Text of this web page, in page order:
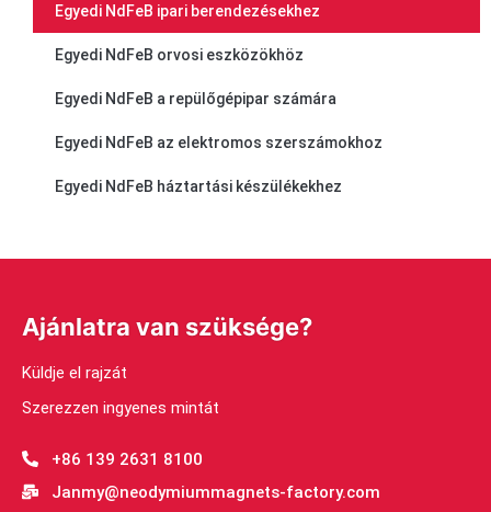
Egyedi NdFeB ipari berendezésekhez
Egyedi NdFeB orvosi eszközökhöz
Egyedi NdFeB a repülőgépipar számára
Egyedi NdFeB az elektromos szerszámokhoz
Egyedi NdFeB háztartási készülékekhez
Ajánlatra van szüksége?
Küldje el rajzát
Szerezzen ingyenes mintát
+86 139 2631 8100
Janmy@neodymiummagnets-factory.com